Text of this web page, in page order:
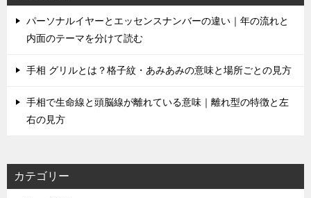
パーソナルイヤーとエッセンスナンバーの違い｜年の流れと
内面のテーマを分けて読む
手相 グリルとは？格子紋・あみあみの意味と場所ごとの見方
手相で生命線と頭脳線が離れている意味｜離れ型の特徴と左
右の見方
カテゴリー